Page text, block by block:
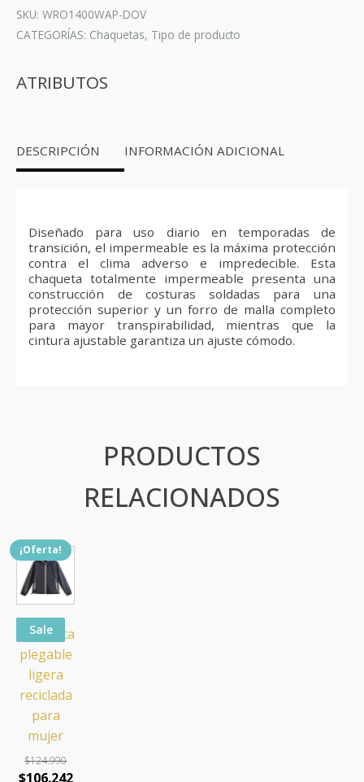
para
Verde
SKU: WRO1400WAP-DOV
CATEGORÍAS: Chaquetas, Tipo de producto
ATRIBUTOS
DESCRIPCIÓN INFORMACIÓN ADICIONAL
Diseñado para uso diario en temporadas de
transición, el impermeable es la máxima protección
contra el clima adverso e impredecible. Esta
chaqueta totalmente impermeable presenta una
construcción de costuras soldadas para una
protección superior y un forro de malla completo
para mayor transpirabilidad, mientras que la
cintura ajustable garantiza un ajuste cómodo.
PRODUCTOS
RELACIONADOS
¡Oferta!
Sale
Chaqueta
plegable
ligera
reciclada
para
mujer
$124.990
El
$106.242El
Este
producto
tiene
múltiples
variantes.
Las
opciones
se
pueden
elegir
en